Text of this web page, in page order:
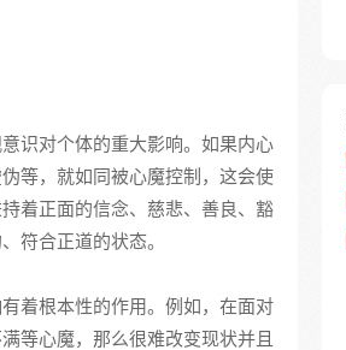
识对个体的重大影响。如果内心
等，就如同被心魔控制，这会使
着正面的信念、慈悲、善良、豁
符合正道的状态。
着根本性的作用。例如，在面对
等心魔，那么很难改变现状并且